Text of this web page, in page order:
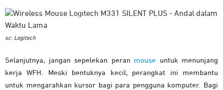
sc: Logitech
Selanjutnya, jangan sepelekan peran mouse untuk menunjang
kerja WFH. Meski bentuknya kecil, perangkat ini membantu
untuk mengarahkan kursor bagi para pengguna komputer. Bagi